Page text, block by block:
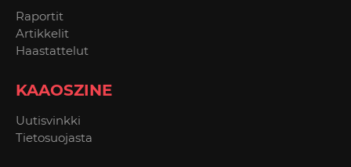
Raportit
Artikkelit
Haastattelut
KAAOSZINE
Uutisvinkki
Tietosuojasta